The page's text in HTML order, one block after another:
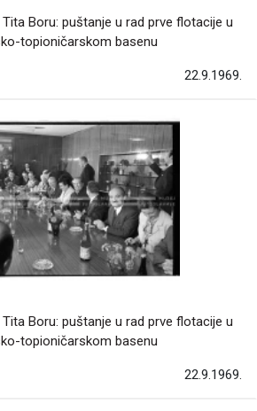
Boru: puštanje u rad prve flotacije u
topioničarskom basenu
22.9.1969.
Boru: puštanje u rad prve flotacije u
topioničarskom basenu
22.9.1969.